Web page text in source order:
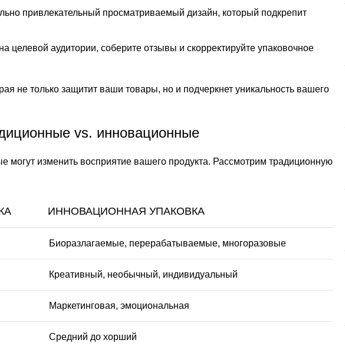
привлекательный просматриваемый дизайн, который подкрепит
целевой аудитории, соберите отзывы и скорректируйте упаковочное
не только защитит ваши товары, но и подчеркнет уникальность вашего
vs. инновационные
могут изменить восприятие вашего продукта. Рассмотрим традиционную
ИННОВАЦИОННАЯ УПАКОВКА
Биоразлагаемые, перерабатываемые, многоразовые
Креативный, необычный, индивидуальный
Маркетинговая, эмоциональная
Средний до хорший